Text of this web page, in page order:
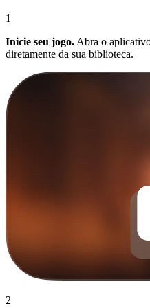
1
Inicie seu jogo. Abra o
diretamente da sua biblioteca.
2